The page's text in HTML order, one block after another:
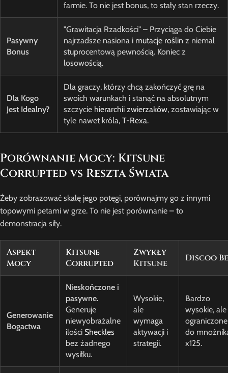
farmie. To nie jest bonus, to stały stan rzeczy.
Pasywny
Bonus
"Grawitacja Rzadkości" – Przyciąga do Ciebie
najrzadsze nasiona i mutacje roślin z niemal
stuprocentową pewnością. Koniec z
losowością.
Dla Kogo
Jest Idealny?
Dla graczy, którzy chcą zakończyć grę na
swoich warunkach i stanąć na absolutnym
szczycie hierarchii zwierzaków, zostawiając w
tyle nawet króla, T-Rexa.
Porównanie Mocy: Kitsune
Corrupted vs Reszta Świata
Żeby zobrazować skalę jego potęgi, porównajmy go z innymi
topowymi petami w grze. To nie jest porównanie – to
demonstracja siły.
Aspekt
Mocy
Kitsune
Corrupted
Zwykły
Kitsune
Discoo
Generowanie
Bogactwa
Nieskończone i
pasywne.
Generuje
niewyobrażalne
ilości Sheckles
bez żadnego
wysiłku.
Wysokie,
ale
wymaga
aktywacji i
strategii.
Bardzo
wysokie, ale
ograniczone
do
x125.